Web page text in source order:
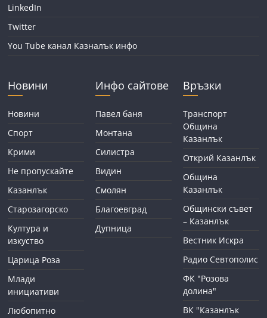
LinkedIn
Twitter
You Tube канал Казналък инфо
Новини
Новини
Спорт
Крими
Не пропускайте
Казанлък
Старозагорско
Култура и
изкуство
Царица Роза
Млади
инициативи
Любопитно
Инфо сайтове
Павел баня
Монтана
Силистра
Видин
Смолян
Благоевград
Дупница
Връзки
Транспорт
Община
Казанлък
Открий Казанлък
Община
Казанлък
Общински съвет
– Казанлък
Вестник Искра
Радио Севтополис
ФК "Розова
долина"
ВК "Казанлък